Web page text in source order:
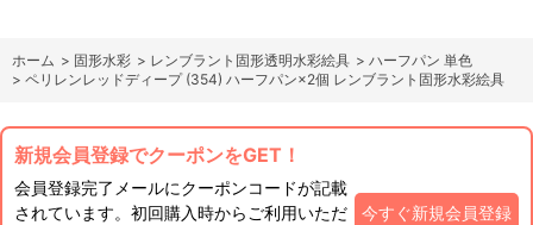
ホーム > 固形水彩 > レンブラント固形透明水彩絵具 > ハーフパン 単色
> ペリレンレッドディープ (354) ハーフパン×2個 レンブラント固形水彩絵具
新規会員登録でクーポンをGET！
会員登録完了メールにクーポンコードが記載
されています。初回購入時からご利用いただ
今すぐ新規会員登録